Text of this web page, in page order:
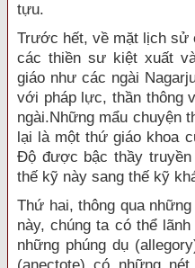
tựu.
Trước hết, về mặt lịch sử
các thiền sư kiệt xuất
giáo như các ngài
với pháp lực, thần thông
ngài.Những mẩu chuyện
lại là một thứ giáo khoa
Ðộ được bậc thầy
thế kỹ này sang thế kỹ
Thứ hai, thông qua
này, chúng ta có thể
những phúng dụ